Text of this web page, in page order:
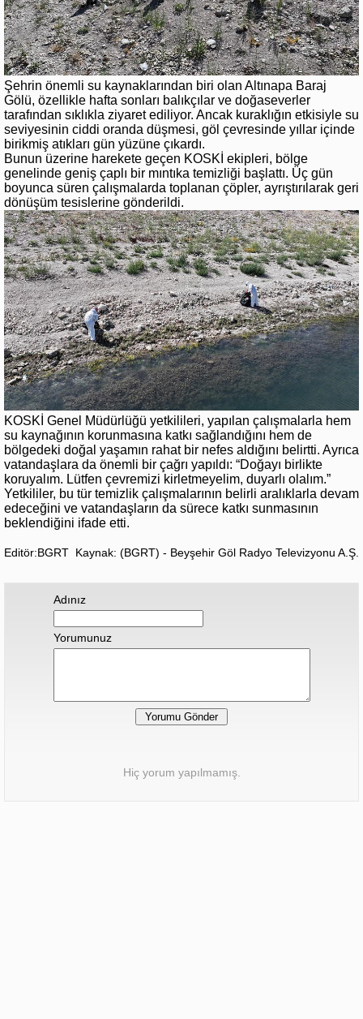
Şehrin önemli su kaynaklarından biri olan Altınapa Baraj
Gölü, özellikle hafta sonları balıkçılar ve doğaseverler
tarafından sıklıkla ziyaret ediliyor. Ancak kuraklığın etkisiyle su
seviyesinin ciddi oranda düşmesi, göl çevresinde yıllar içinde
birikmiş atıkları gün yüzüne çıkardı.
Bunun üzerine harekete geçen KOSKİ ekipleri, bölge
genelinde geniş çaplı bir mıntıka temizliği başlattı. Üç gün
boyunca süren çalışmalarda toplanan çöpler, ayrıştırılarak geri
dönüşüm tesislerine gönderildi.
KOSKİ Genel Müdürlüğü yetkilileri, yapılan çalışmalarla hem
su kaynağının korunmasına katkı sağlandığını hem de
bölgedeki doğal yaşamın rahat bir nefes aldığını belirtti. Ayrıca
vatandaşlara da önemli bir çağrı yapıldı: “Doğayı birlikte
koruyalım. Lütfen çevremizi kirletmeyelim, duyarlı olalım.”
Yetkililer, bu tür temizlik çalışmalarının belirli aralıklarla devam
edeceğini ve vatandaşların da sürece katkı sunmasının
beklendiğini ifade etti.
Editör:BGRT Kaynak: (BGRT) - Beyşehir Göl Radyo Televizyonu A.Ş.
Adınız
Yorumunuz
Hiç yorum yapılmamış.